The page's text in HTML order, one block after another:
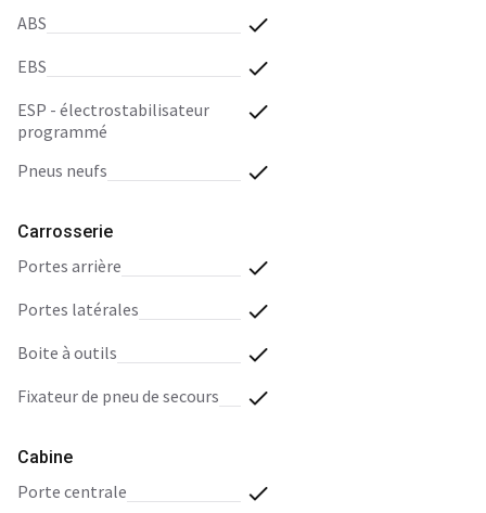
ABS
EBS
ESP - électrostabilisateur
programmé
pneus neufs
Carrosserie
portes arrière
portes latérales
boite à outils
fixateur de pneu de secours
Cabine
porte centrale